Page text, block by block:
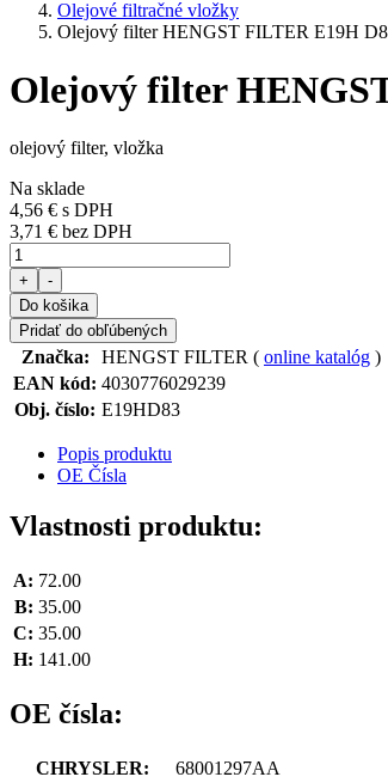
Olejové filtračné vložky
Olejový filter HENGST FILTER E19H
Olejový filter
olejový filter, vložka
Na sklade
4,56 € s DPH
3,71 € bez DPH
+
-
Do košika
Pridať do obľúbených
Značka: HENGST FILTER ( online katalóg )
EAN kód: 4030776029239
Obj. číslo: E19HD83
Popis produktu
OE Čísla
Vlastnosti produktu:
A: 72.00
B: 35.00
C: 35.00
H: 141.00
OE čísla:
CHRYSLER:
68001297AA